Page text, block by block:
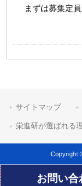
まずは募集定
サイトマップ
栄進研が選ばれる
Copyright
お問い合